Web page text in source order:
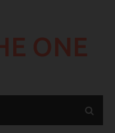
ONE